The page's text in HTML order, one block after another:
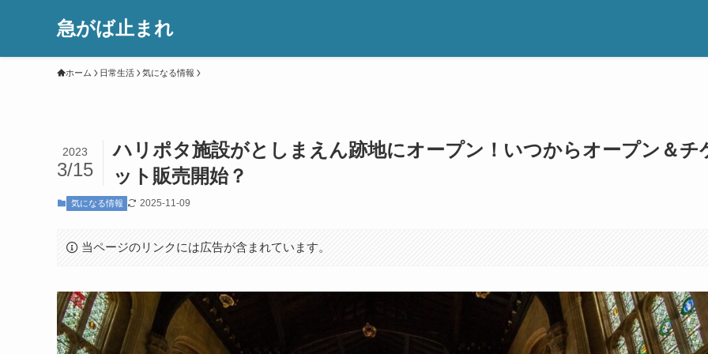
急がば止まれ
ホーム 日常生活 気になる情報
ハリポタ施設がとしまえん跡地にオープン！いつからオープン＆チ
ット販売開始？
2023
3/15
気になる情報 2025-11-09
当ページのリンクには広告が含まれています。